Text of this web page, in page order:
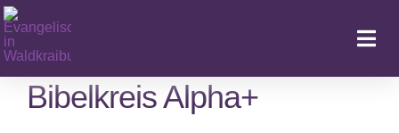
Zum
Inhalt
springen
Bibelkreis Alpha+